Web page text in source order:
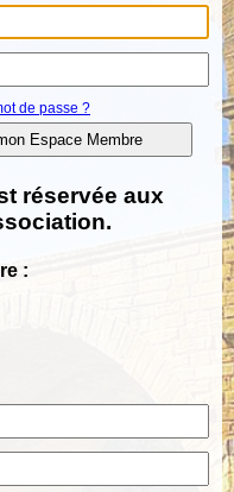
de passe ?
réservée aux
: